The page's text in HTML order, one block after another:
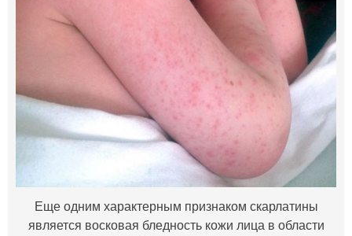
Еще одним характерным признаком скарлатины
является восковая бледность кожи лица в области